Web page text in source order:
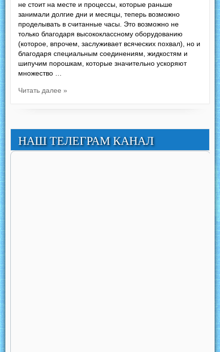
не стоит на месте и процессы, которые раньше
занимали долгие дни и месяцы, теперь возможно
проделывать в считанные часы. Это возможно не
только благодаря высококлассному оборудованию
(которое, впрочем, заслуживает всяческих похвал), но и
благодаря специальным соединениям, жидкостям и
шипучим порошкам, которые значительно ускоряют
множество …
Читать далее »
НАШ ТЕЛЕГРАМ КАНАЛ